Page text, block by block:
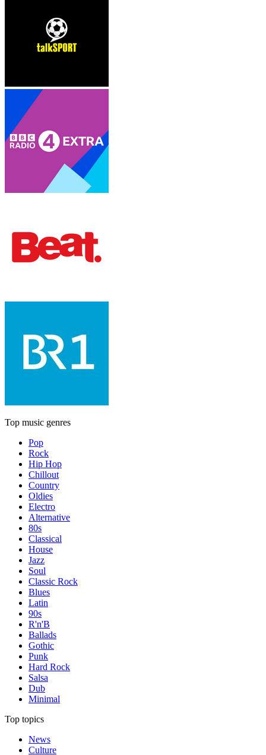
Top music genres
Pop
Rock
Hip Hop
Chillout
Country
Oldies
Electro
Alternative
80s
Classical
House
Jazz
Soul
Classic Rock
Blues
Latin
90s
R'n'B
Ballads
Gothic
Punk
Hard Rock
Salsa
Dub
Minimal
Top topics
News
Culture